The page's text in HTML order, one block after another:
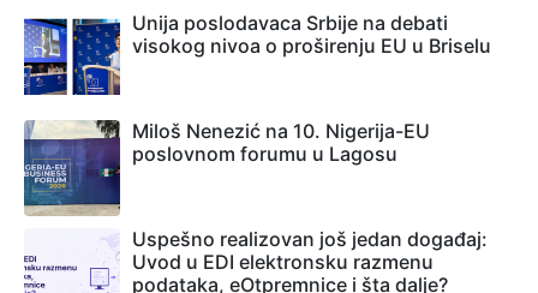
Unija poslodavaca Srbije na debati
visokog nivoa o proširenju EU u Briselu
Miloš Nenezić na 10. Nigerija-EU
poslovnom forumu u Lagosu
Uspešno realizovan još jedan događaj:
Uvod u EDI elektronsku razmenu
podataka, eOtpremnice i šta dalje?